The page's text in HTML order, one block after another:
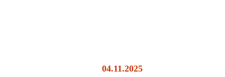
04.11.2025